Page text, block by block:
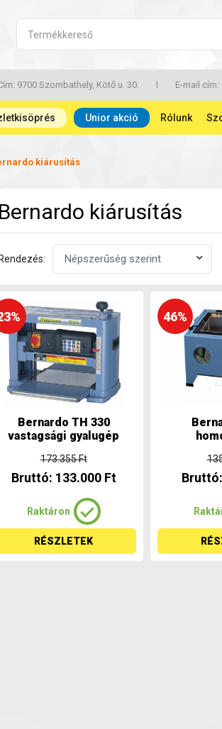
9700 Szombathely, Kötő u. 30. E-mail cím:
Unior akció Rólunk
kiárusítás
Bernardo kiárusítás
Rendezés:
Bernardo TH 330
vastagsági gyalugép
173.355 Ft
Bruttó: 133.000 Ft
Raktáron
RÉSZLETEK
46%